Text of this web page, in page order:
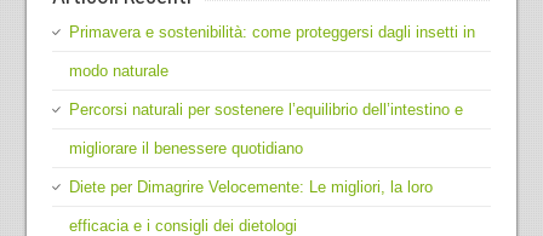
Primavera e sostenibilità: come proteggersi dagli insetti in
modo naturale
Percorsi naturali per sostenere l’equilibrio dell’intestino e
migliorare il benessere quotidiano
Diete per Dimagrire Velocemente: Le migliori, la loro
efficacia e i consigli dei dietologi